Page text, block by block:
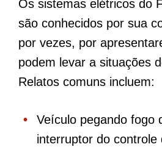
Os sistemas elétricos do
são conhecidos por sua
por vezes, por
podem levar a situações
Relatos comuns incluem:
Veículo pegando fogo
interruptor do controle